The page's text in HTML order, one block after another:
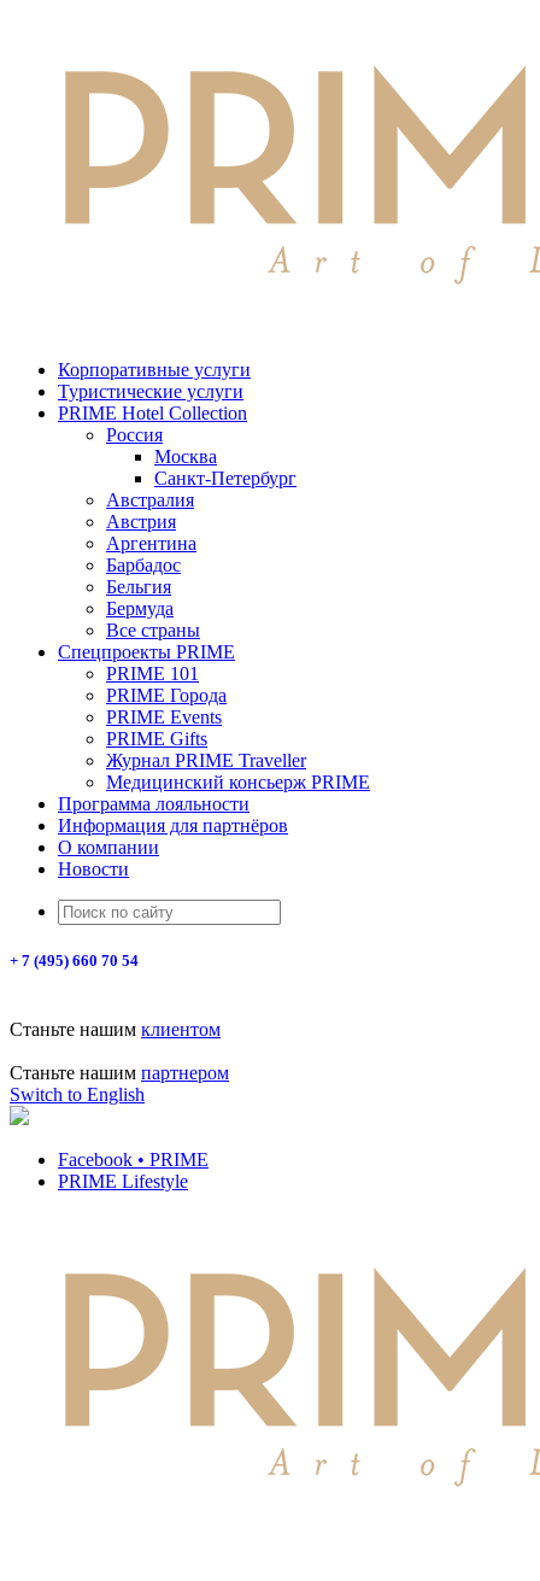
Корпоративные услуги
Туристические услуги
PRIME Hotel Collection
Россия
Москва
Санкт-Петербург
Австралия
Австрия
Аргентина
Барбадос
Бельгия
Бермуда
Все страны
Спецпроекты PRIME
PRIME 101
PRIME Города
PRIME Events
PRIME Gifts
Журнал PRIME Traveller
Медицинский консьерж PRIME
Программа лояльности
Информация для партнёров
О компании
Новости
+ 7 (495) 660 70 54
Станьте нашим клиентом
Станьте нашим партнером
Switch to English
Facebook • PRIME
PRIME Lifestyle